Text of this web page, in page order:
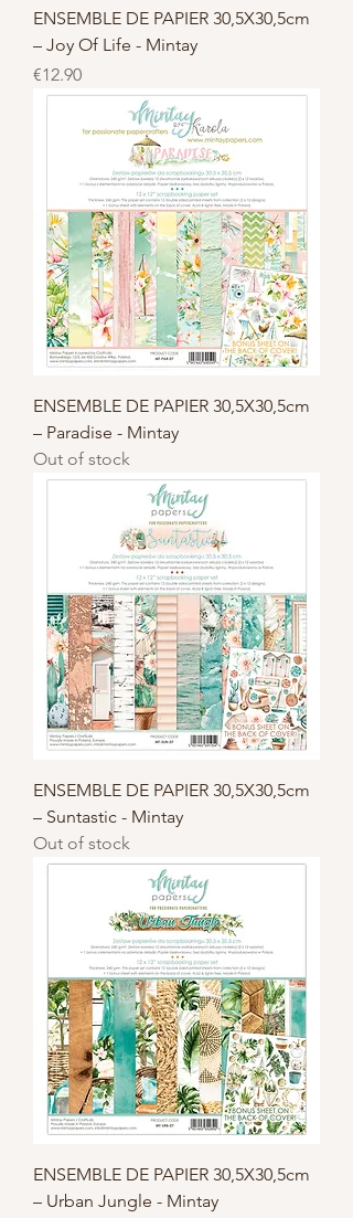
ENSEMBLE DE PAPIER 30,5X30,5cm
– Joy Of Life - Mintay
Price
€12.90
ENSEMBLE DE PAPIER 30,5X30,5cm
– Paradise - Mintay
Out of stock
ENSEMBLE DE PAPIER 30,5X30,5cm
– Suntastic - Mintay
Out of stock
ENSEMBLE DE PAPIER 30,5X30,5cm
– Urban Jungle - Mintay